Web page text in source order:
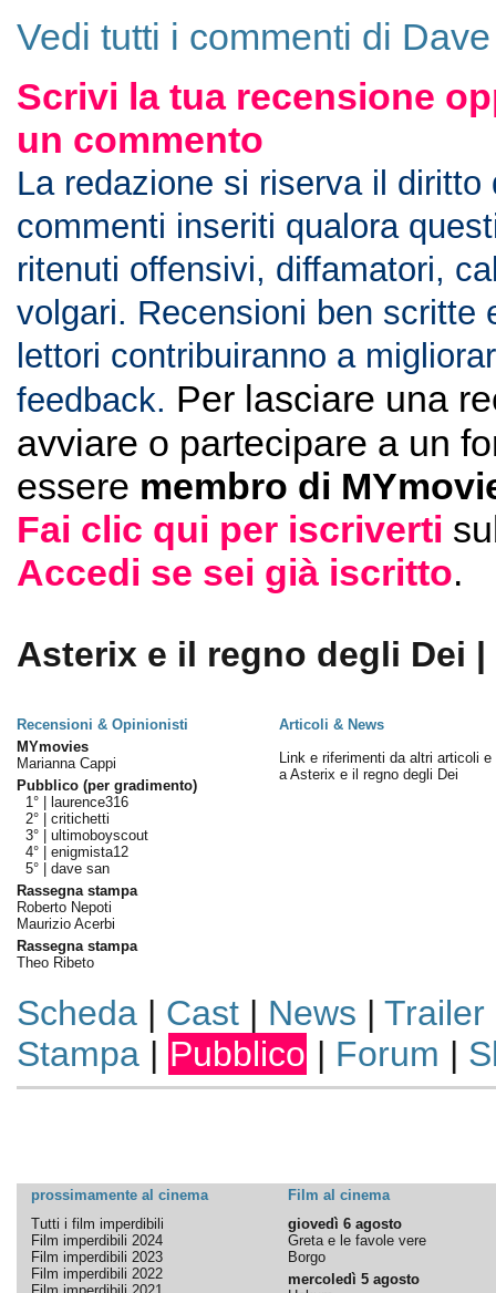
Vedi tutti i commenti di
Scrivi la tua recensione
un commento
La redazione si riserva il diritto
commenti inseriti qualora
ritenuti offensivi, diffamatori,
volgari. Recensioni ben scritte
lettori contribuiranno a
feedback. Per lasciare una
avviare o partecipare a un
essere membro di
Fai clic qui per iscriverti
Accedi se sei già iscritto.
Asterix e il regno degli Dei |
Recensioni & Opinionisti
Articoli & News
MYmovies
Marianna Cappi
Pubblico (per gradimento)
1° |
laurence316
2° | critichetti
3° | ultimoboyscout
4° | enigmista12
5° | dave san
Rassegna stampa
Roberto Nepoti
Maurizio Acerbi
Rassegna stampa
Theo Ribeto
Link e riferimenti da altri articoli e
a Asterix e il regno degli Dei
Scheda| Cast| News | Trailer
Stampa| Pubblico | Forum |
prossimamente al cinema
Film al cinema
Tutti i film imperdibili
Film imperdibili 2024
Film imperdibili 2023
Film imperdibili 2022
giovedì 6 agosto
Greta e le favole vere
Borgo
mercoledì 5 agosto